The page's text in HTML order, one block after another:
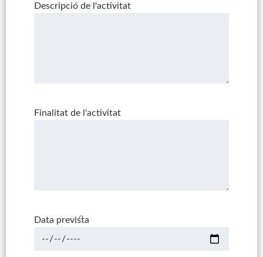
Descripció de l'activitat
Finalitat de l'activitat
Data prevista